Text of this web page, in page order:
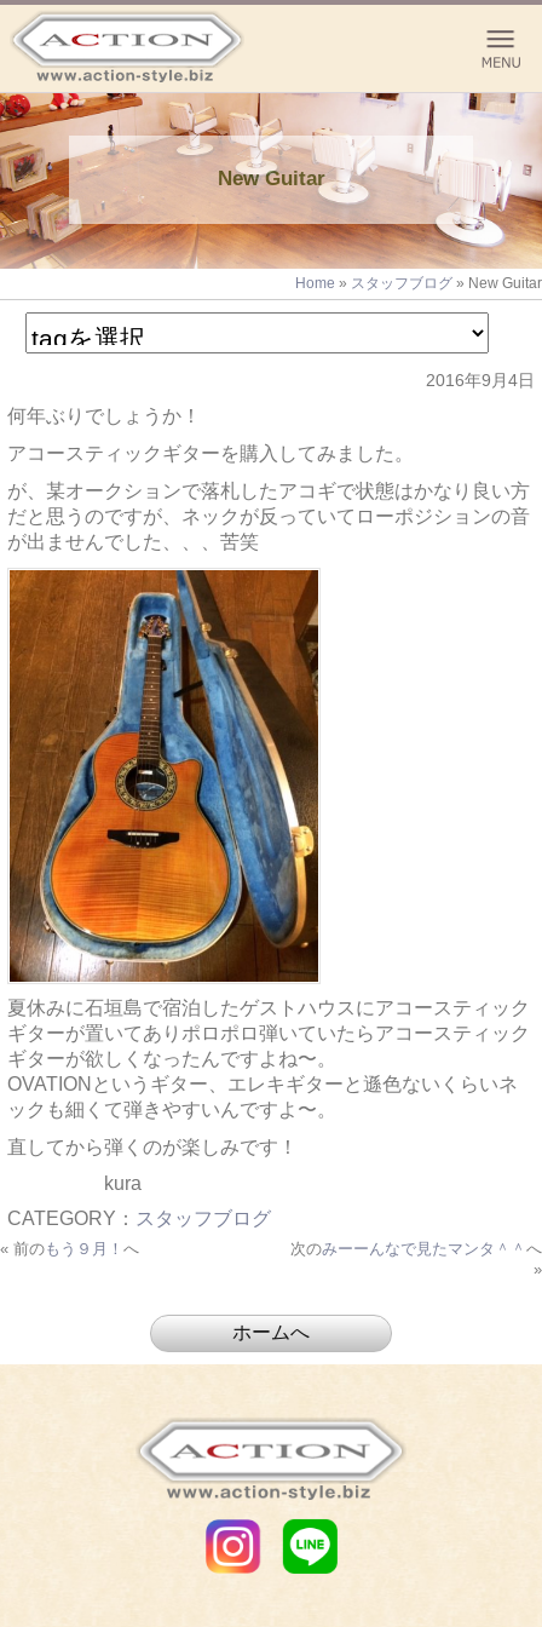
New Guitar
Home » スタッフブログ » New Guitar
2016年9月4日
何年ぶりでしょうか！
アコースティックギターを購入してみました。
が、某オークションで落札したアコギで状態はかなり良い方
だと思うのですが、ネックが反っていてローポジションの音
が出ませんでした、、、苦笑
夏休みに石垣島で宿泊したゲストハウスにアコースティック
ギターが置いてありポロポロ弾いていたらアコースティック
ギターが欲しくなったんですよね〜。
OVATIONというギター、エレキギターと遜色ないくらいネ
ックも細くて弾きやすいんですよ〜。
直してから弾くのが楽しみです！
kura
CATEGORY： スタッフブログ
« 前のもう９月！ へ 次のみーーんなで見たマンタ＾＾ へ
»